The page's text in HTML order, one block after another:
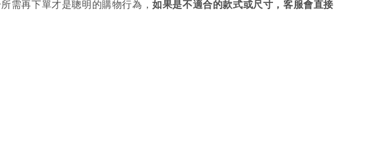
需再下單才是聰明的購物行為，如果是不適合的款式或尺寸，客服會直接